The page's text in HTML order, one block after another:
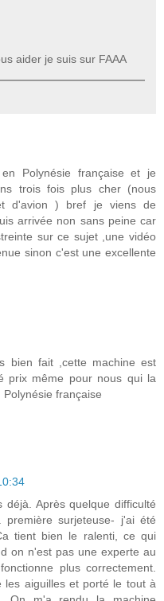
aider je suis sur FAAA
Polynésie française et je
trois fois plus cher (nous
d'avion ) bref je viens de
arrivée non sans peine car
sur ce sujet ,une vidéo
sinon c'est une excellente
bien fait ,cette machine est
prix même pour nous qui la
française
Après quelque difficulté
surjeteuse- j'ai été
tient bien le ralenti, ce qui
on n'est pas une experte au
plus correctement.
les aiguilles et porté le tout à